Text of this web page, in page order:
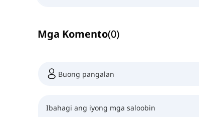
Mga Komento(0)